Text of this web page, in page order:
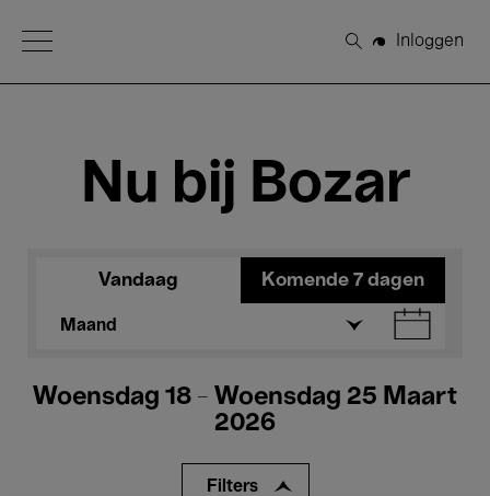
Open Menu
Zoeken
Inloggen
Nu bij Bozar
Vandaag Komende 7 dagen
Maand
Woensdag 18 - Woensdag 25 Maart
2026
Filters